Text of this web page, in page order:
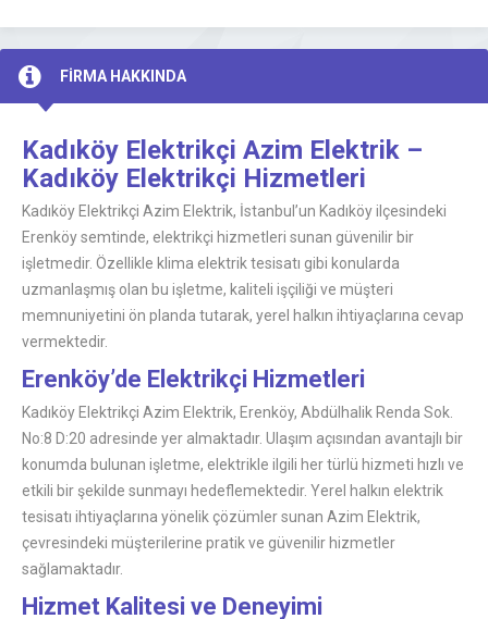
FİRMA HAKKINDA
Kadıköy Elektrikçi Azim Elektrik –
Kadıköy Elektrikçi Hizmetleri
Kadıköy Elektrikçi Azim Elektrik, İstanbul’un Kadıköy ilçesindeki
Erenköy semtinde, elektrikçi hizmetleri sunan güvenilir bir
işletmedir. Özellikle klima elektrik tesisatı gibi konularda
uzmanlaşmış olan bu işletme, kaliteli işçiliği ve müşteri
memnuniyetini ön planda tutarak, yerel halkın ihtiyaçlarına cevap
vermektedir.
Erenköy’de Elektrikçi Hizmetleri
Kadıköy Elektrikçi Azim Elektrik, Erenköy, Abdülhalik Renda Sok.
No:8 D:20 adresinde yer almaktadır. Ulaşım açısından avantajlı bir
konumda bulunan işletme, elektrikle ilgili her türlü hizmeti hızlı ve
etkili bir şekilde sunmayı hedeflemektedir. Yerel halkın elektrik
tesisatı ihtiyaçlarına yönelik çözümler sunan Azim Elektrik,
çevresindeki müşterilerine pratik ve güvenilir hizmetler
sağlamaktadır.
Hizmet Kalitesi ve Deneyimi